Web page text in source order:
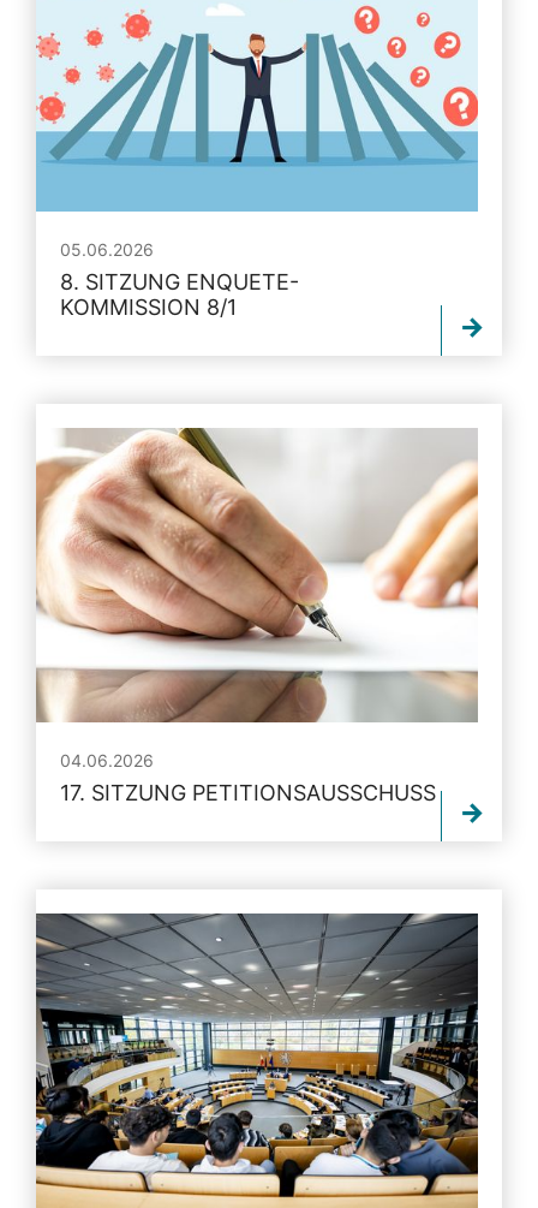
05.06.2026
8. SITZUNG ENQUETE-
KOMMISSION 8/1
04.06.2026
17. SITZUNG PETITIONSAUSSCHUSS